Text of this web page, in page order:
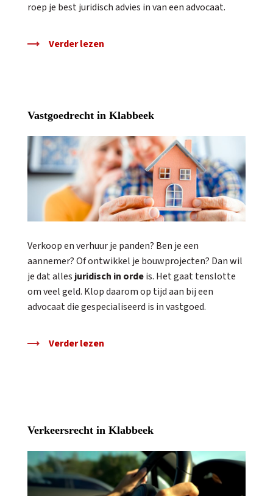
roep je best juridisch advies in van een advocaat.
Verder lezen
Vastgoedrecht in Klabbeek
Verkoop en verhuur je panden? Ben je een
aannemer? Of ontwikkel je bouwprojecten? Dan wil
je dat alles juridisch in ordeis. Het gaat tenslotte
om veel geld. Klop daarom op tijd aan bij een
advocaat die gespecialiseerd is in vastgoed.
Verder lezen
Verkeersrecht in Klabbeek